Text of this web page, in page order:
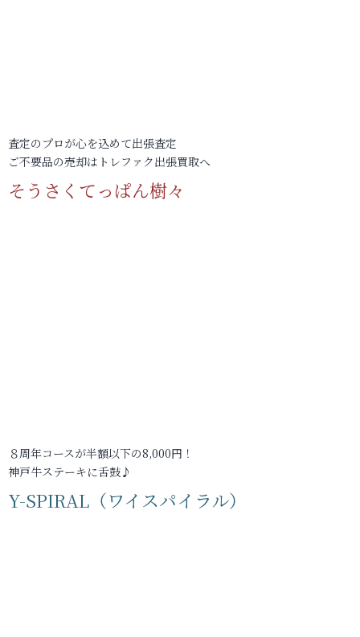
査定のプロが心を込めて出張査定
ご不要品の売却はトレファク出張買取へ
そうさくてっぱん樹々
８周年コースが半額以下の8,000円！
神戸牛ステーキに舌鼓♪
Y-SPIRAL（ワイスパイラル）